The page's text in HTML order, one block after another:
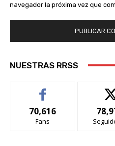
navegador la próxima vez que
NUESTRAS RRSS
70,616
Fans